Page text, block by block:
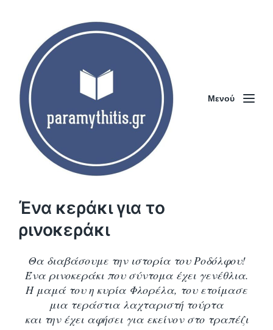
Μενού
Ένα κεράκι για το
ρινοκεράκι
Θα διαβάσουμε την ιστορία του Ροδόλφου!
Ένα ρινοκεράκι που σύντομα έχει γενέθλια.
Η μαμά του η κυρία Φλορέλα, του ετοίμασε
μια τεράστια λαχταριστή τούρτα
και την έχει αφήσει για εκείνον στο τραπέζι